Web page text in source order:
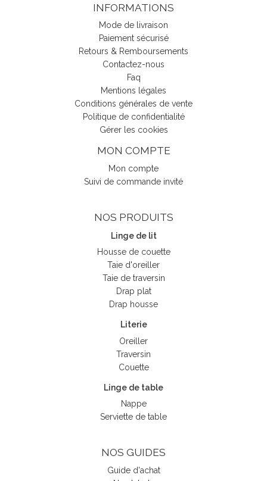
INFORMATIONS
Mode de livraison
Paiement sécurisé
Retours & Remboursements
Contactez-nous
Faq
Mentions légales
Conditions générales de vente
Politique de confidentialité
Gérer les cookies
MON COMPTE
Mon compte
Suivi de commande invité
NOS PRODUITS
Linge de lit
Housse de couette
Taie d'oreiller
Taie de traversin
Drap plat
Drap housse
Literie
Oreiller
Traversin
Couette
Linge de table
Nappe
Serviette de table
NOS GUIDES
Guide d'achat